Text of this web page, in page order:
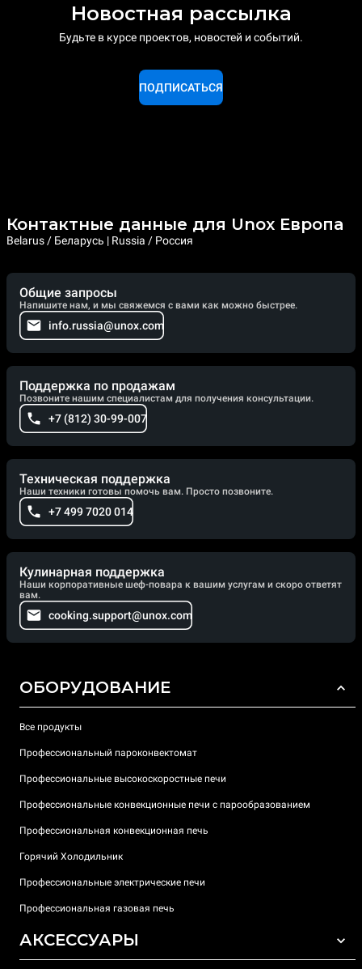
Новостная рассылка
Будьте в курсе проектов, новостей и событий.
ПОДПИСАТЬСЯ
Контактные данные для Unox Европа
Belarus / Беларусь | Russia / Россия
Общие запросы
Напишите нам, и мы свяжемся с вами как можно быстрее.
info.russia@unox.com
Поддержка по продажам
Позвоните нашим специалистам для получения консультации.
+7 (812) 30-99-007
Техническая поддержка
Наши техники готовы помочь вам. Просто позвоните.
+7 499 7020 014
Кулинарная поддержка
Наши корпоративные шеф-повара к вашим услугам и скоро ответят
вам.
cooking.support@unox.com
ОБОРУДОВАНИЕ
Все продукты
Профессиональный пароконвектомат
Профессиональные высокоскоростные печи
Профессиональные конвекционные печи с парообразованием
Профессиональная конвекционная печь
Горячий Холодильник
Профессиональные электрические печи
Профессиональная газовая печь
АКСЕССУАРЫ